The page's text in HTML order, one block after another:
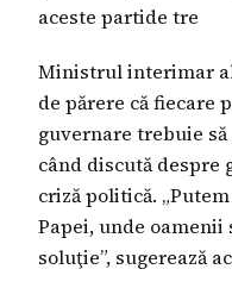
aceste partide tre
Ministrul interimar
de părere că fiecare
guvernare trebuie
când discută despre
criză politică.
Papei, unde oamenii
soluţie”, sugerează